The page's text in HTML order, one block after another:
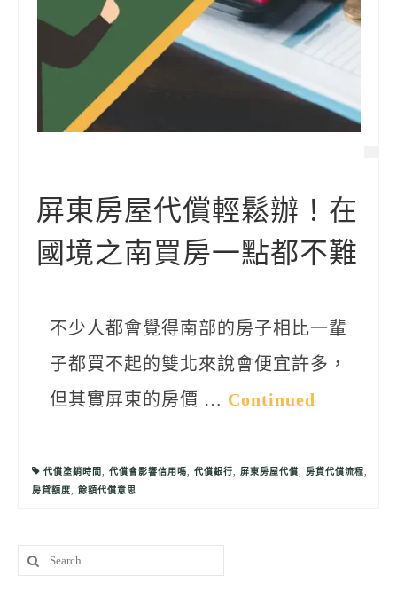
時事解析
生活理財
房產Q&A
屏東房屋代償輕鬆辦！在
國境之南買房一點都不難
不少人都會覺得南部的房子相比一輩
子都買不起的雙北來說會便宜許多，
但其實屏東的房價 … Continued
代償塗銷時間, 代償會影響信用嗎, 代償銀行, 屏東房屋代償, 房貸代償流程,
房貸額度, 餘額代償意思
Search
for: